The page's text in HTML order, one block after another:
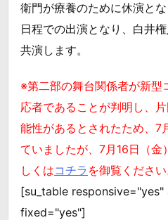
衛門が療養のために休演と
日程での出演となり、白井
共演します。
※第二部の舞台関係者が新型
応者であることが判明し、
能性があるとされたため、7
ていましたが、7月16日（金
しくはコチラ を御覧ください
[su_table
fixed="yes"]